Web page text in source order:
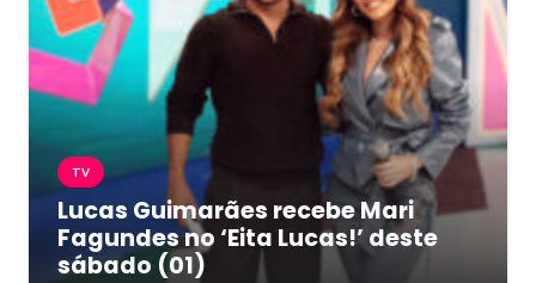
TV
Lucas Guimarães recebe Mari
Fagundes no ‘Eita Lucas!’ deste
sábado (01)